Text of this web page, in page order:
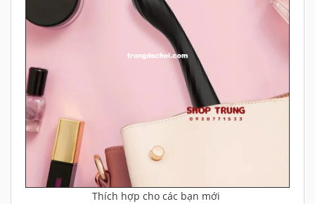
Thích hợp cho các bạn mới